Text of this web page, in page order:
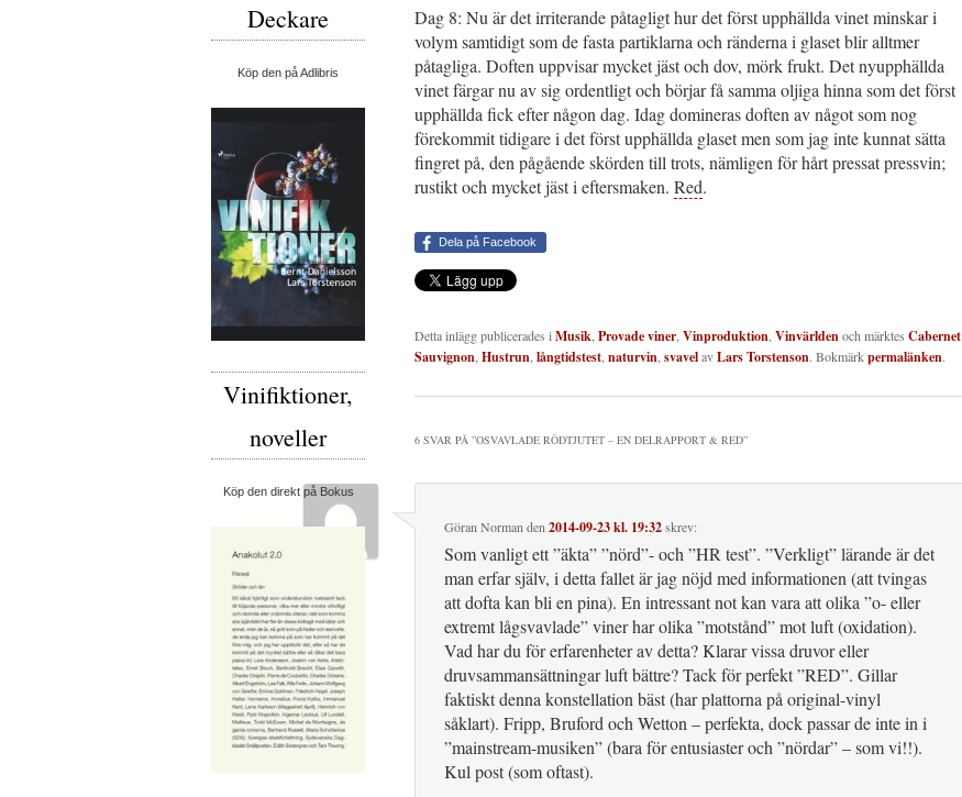
Dag 8: Nu är det irriterande påtagligt hur det först upphällda vinet minskar i
volym samtidigt som de fasta partiklarna och ränderna i glaset blir alltmer
påtagliga. Doften uppvisar mycket jäst och dov, mörk frukt. Det nyupphällda
vinet färgar nu av sig ordentligt och börjar få samma oljiga hinna som det först
upphällda fick efter någon dag. Idag domineras doften av något som nog
förekommit tidigare i det först upphällda glaset men som jag inte kunnat sätta
fingret på, den pågående skörden till trots, nämligen för hårt pressat pressvin;
rustikt och mycket jäst i eftersmaken. Red.
Dela på Facebook
Detta inlägg publicerades i Musik Provade viner Vinproduktion Vinvärldenoch märktes Cabernet
Sauvignon Hustrun långtidstest naturvin svavelavLars Torstenson. Bokmärkpermalänken.
6 SVAR PÅ ”OSVAVLADE RÖDTJUTET – EN DELRAPPORT & RED”
Göran Norman den 2014-09-23 kl. 19:32skrev:
Som vanligt ett ”äkta” ”nörd”- och ”HR test”. ”Verkligt” lärande är det
man erfar själv, i detta fallet är jag nöjd med informationen (att tvingas
att dofta kan bli en pina). En intressant not kan vara att olika ”o- eller
extremt lågsvavlade” viner har olika ”motstånd” mot luft (oxidation).
Vad har du för erfarenheter av detta? Klarar vissa druvor eller
druvsammansättningar luft bättre? Tack för perfekt ”RED”. Gillar
faktiskt denna konstellation bäst (har plattorna på original-vinyl
såklart). Fripp, Bruford och Wetton – perfekta, dock passar de inte in i
”mainstream-musiken” (bara för entusiaster och ”nördar” – som vi!!).
Kul post (som oftast).
Deckare
Köp den på Adlibris
Vinifiktioner,
noveller
Köp den direkt på Bokus